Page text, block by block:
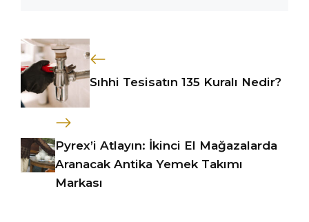
Sıhhi Tesisatın 135 Kuralı Nedir?
Pyrex’i Atlayın: İkinci El Mağazalarda
Aranacak Antika Yemek Takımı
Markası